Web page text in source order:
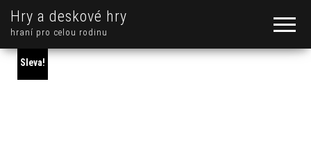
Hry a deskové hry
hraní pro celou rodinu
Sleva!